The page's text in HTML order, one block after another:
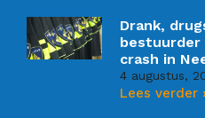
Drank,
bestuurder
crash in
4 augustus,
Lees verder